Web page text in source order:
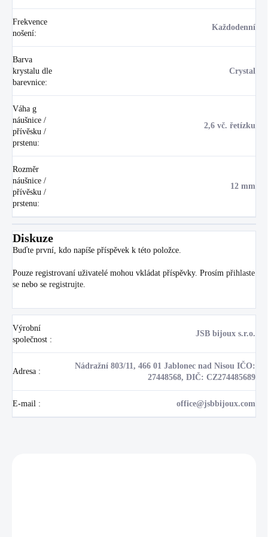
Frekvence
nošení:
Každodenní
Barva
krystalu dle
barevnice:
Crystal
Váha g
náušnice /
přívěsku /
prstenu:
2,6 vč. řetízku
Rozměr
náušnice /
přívěsku /
prstenu:
12 mm
Diskuze
Buďte první, kdo napíše příspěvek k této položce.
Pouze registrovaní uživatelé mohou vkládat příspěvky. Prosím přihlaste
se nebo se registrujte
Výrobní
společnost :
JSB bijoux s.r.o.
Adresa :
Nádražní 803/11, 466 01 Jablonec nad Nisou IČO:
27448568, DIČ: CZ274485689
E-mail : office@jsbbijoux.com